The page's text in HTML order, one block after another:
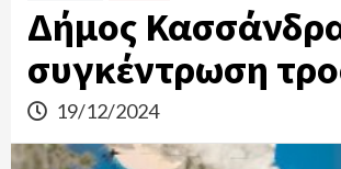
Δήμος
συγκέντρωση
19/12/2024